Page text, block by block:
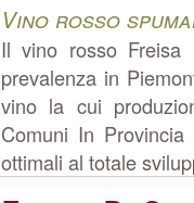
Vino rosso
Il vino rosso Freisa
prevalenza in
vino la cui
Comuni In
ottimali al totale